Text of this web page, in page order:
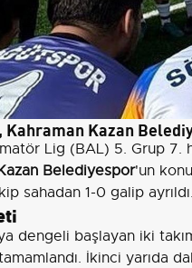
Kahraman Kazan
Lig (BAL) 5. Grup 7.
Belediyespor'un
sahadan 1-0 galip ayrıldı.
dengeli başlayan iki
İkinci yarıda